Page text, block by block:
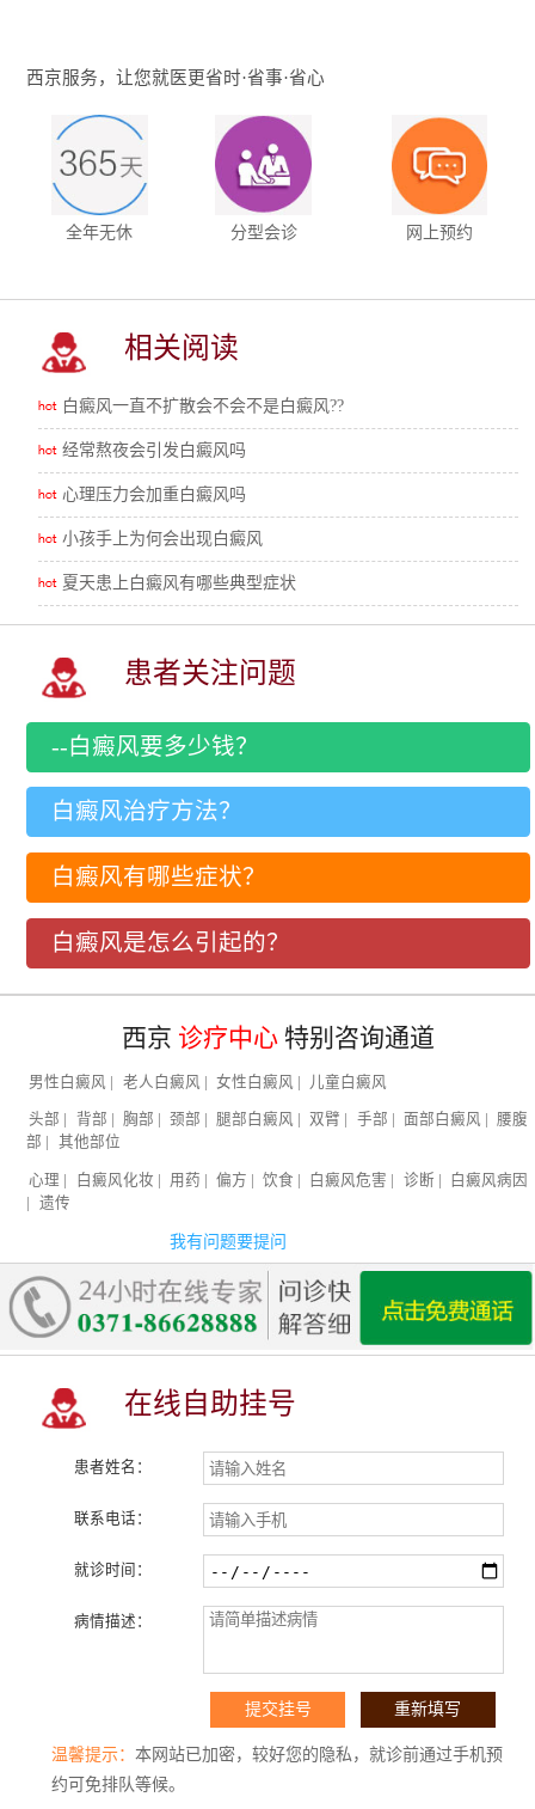
西京服务，让您就医更省时·省事·省心
全年无休 分型会诊 网上预约
相关阅读
白癜风一直不扩散会不会不是白癜风??
经常熬夜会引发白癜风吗
心理压力会加重白癜风吗
小孩手上为何会出现白癜风
夏天患上白癜风有哪些典型症状
患者关注问题
--白癜风要多少钱？
白癜风治疗方法？
白癜风有哪些症状？
白癜风是怎么引起的？
西京 诊疗中心 特别咨询通道
男性白癜风 | 老人白癜风 | 女性白癜风 | 儿童白癜风
头部 背部 胸部 颈部 腿部白癜风 双臂 手部 面部白癜风
腰腹
部
其他部位
心理 白癜风化妆 用药 偏方 饮食 白癜风危害 诊断
白癜风病因
遗传
我有问题要提问
在线自助挂号
患者姓名：
联系电话：
就诊时间：
病情描述：
温馨提示：本网站已加密，较好您的隐私，就诊前通过手机预
约可免排队等候。